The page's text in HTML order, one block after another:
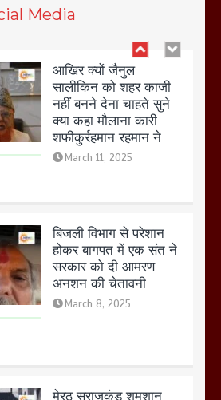
Mediaशफीकुर्रहमान रहमान ने
बिजली विभाग से परेशान
होकर बागपत में एक संत ने
सरकार को दी आमरण
अनशन की चेतावनी
मेरठ सुराजकुंड शमशान
घाट में चिता से अस्थि
उठाकर खाते कुत्ते का